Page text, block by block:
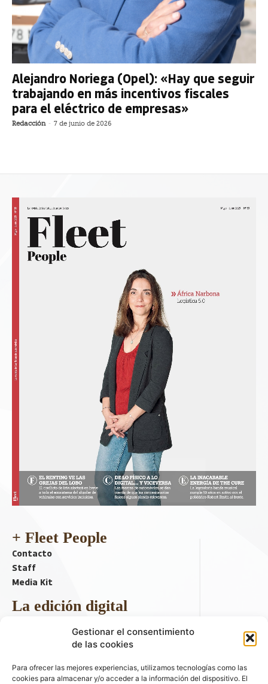
Gestionar el consentimiento
de las cookies
Para ofrecer las mejores experiencias, utilizamos tecnologías como las
cookies para almacenar y/o acceder a la información del dispositivo. El
Alejandro Noriega (Opel): «Hay que seguir
trabajando en más incentivos fiscales
para el eléctrico de empresas»
Redacción - 7 de junio de 2026
+ Fleet People
Contacto
Staff
Media Kit
La edición digital
Descargar último ejemplar
ir a hemeroteca
+ Contenido en redes sociales